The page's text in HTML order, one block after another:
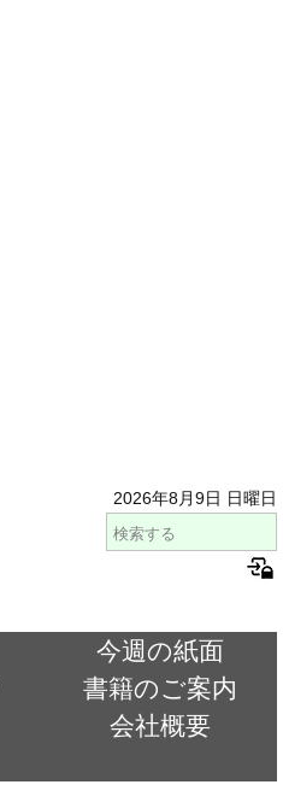
2026年8月9日 日曜日
今週の紙面
書籍のご案内
会社概要